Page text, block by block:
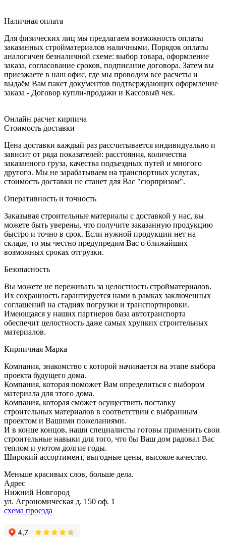
Наличная оплата
Для физических лиц мы предлагаем возможность оплаты
заказанных стройматериалов наличными. Порядок оплаты
аналогичен безналичной схеме: выбор товара, оформление
заказа, согласование сроков, подписание договора. Затем вы
приезжаете в наш офис, где мы проводим все расчеты и
выдаём Вам пакет документов подтверждающих оформление
заказа - Договор купли-продажи и Кассовый чек.
Онлайн расчет кирпича
Стоимость доставки
Цена доставки каждый раз рассчитывается индивидуально и
зависит от ряда показателей: расстояния, количества
заказанного груза, качества подъездных путей и многого
другого. Мы не зарабатываем на транспортных услугах,
стоимость доставки не станет для Вас "сюрпризом".
Оперативность и точность
Заказывая строительные материалы с доставкой у нас, вы
можете быть уверены, что получите заказанную продукцию
быстро и точно в срок. Если нужной продукции нет на
складе, то мы честно предупредим Вас о ближайших
возможных сроках отгрузки.
Безопасность
Вы можете не переживать за целостность стройматериалов.
Их сохранность гарантируется нами в рамках заключенных
соглашений на стадиях погрузки и транспортировки.
Имеющаяся у наших партнеров база автотранспорта
обеспечит целостность даже самых хрупких строительных
материалов.
Кирпичная Марка
Компания, знакомство с которой начинается на этапе выбора
проекта будущего дома.
Компания, которая поможет Вам определиться с выбором
материала для этого дома.
Компания, которая сможет осуществить поставку
строительных материалов в соответствии с выбранным
проектом и Вашими пожеланиями.
И в конце концов, наши специалисты готовы применить свои
строительные навыки для того, что бы Ваш дом радовал Вас
теплом и уютом долгие годы.
Широкий ассортимент, выгодные цены, высокое качество.
Меньше красивых слов, больше дела.
Адрес
Нижний Новгород
ул. Агрономическая д. 150 оф. 1
схема проезда